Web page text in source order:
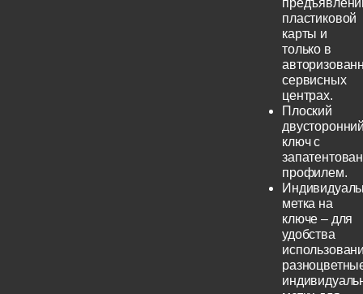
пластиковой
карты и
только в
сервисных
центрах.
Плоский
ключ с
профилем.
метка на
ключе – для
удобства